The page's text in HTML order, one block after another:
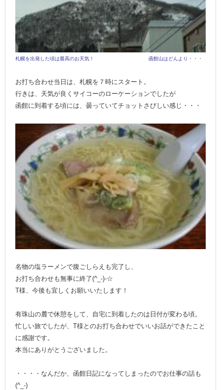
札幌を出発した頃は最高のお天気！ 函館山はどんより・・・
お打ち合わせ当日は、札幌を７時にスタート。
行きは、天気が良くサイコーのローケーションでしたが
函館に到着する頃には、曇っていてチョットさびしい感じ・・・
名物の塩ラーメンで腹ごしらえも完了し、
お打ち合わせも無事に終了(^_-)-☆
T様、今後も宜しくお願いいたします！
有珠山の麓で休憩をして、自宅に到着したのは日付が変わる頃。
忙しい旅でしたが、T様とのお打ち合わせでいいお話ができたこと
に感謝です。
本当にありがとうございました。
・・・・なんだか、函館日記になってしまったのでお仕事の話も
(^_-)